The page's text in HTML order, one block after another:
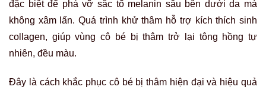
đặc biệt để phá vỡ sắc tố melanin sâu bên dưới da mà
không xâm lấn. Quá trình khử thâm hỗ trợ kích thích sinh
collagen, giúp vùng cô bé bị thâm trở lại tông hồng tự
nhiên, đều màu.
Đây là cách khắc phục cô bé bị thâm hiện đại và hiệu quả